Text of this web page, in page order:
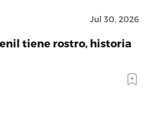
Jul 30, 2026
tiene rostro, historia